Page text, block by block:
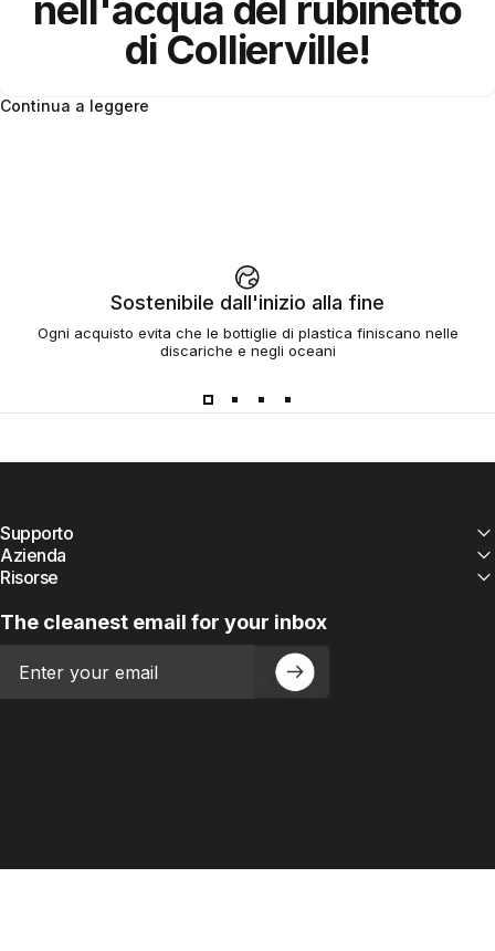
nell'acqua del rubinetto
di Collierville!
Continua a leggere
Sostenibile dall'inizio alla fine
Ogni acquisto evita che le bottiglie di plastica finiscano nelle
discariche e negli oceani
Supporto
Azienda
Risorse
The cleanest email for your inbox